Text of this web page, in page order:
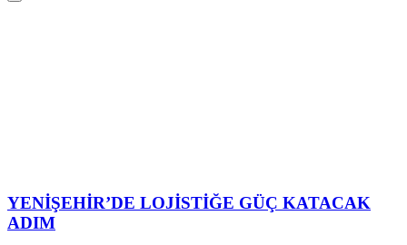
YENİŞEHİR’DE LOJİSTİĞE GÜÇ KATACAK
ADIM